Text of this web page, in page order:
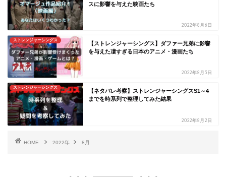
スに影響を与えた映画たち
2022年8月6日
ストレンジャーシングス
【ストレンジャーシングス】ダファー兄弟に影響
を与えた凄すぎる日本のアニメ・漫画たち
2022年8月3日
ストレンジャーシングス
【ネタバレ考察】ストレンジャーシングスS1～4
までを時系列で整理してみた結果
2022年8月2日
HOME 2022年 8月